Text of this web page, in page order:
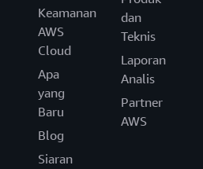
Keamanan
AWS
Cloud
Apa
yang
Baru
Blog
Siaran
dan
Teknis
Laporan
Analis
Partner
AWS